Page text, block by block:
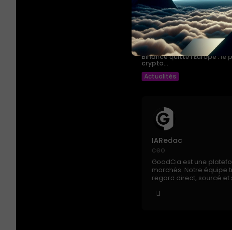
PREVIOUS POST
Binance quitte l'Europe : le
crypto...
Actualités
IARedac
ceo
GoodCia est une
marchés. Notre équipe
regard direct, sourcé et